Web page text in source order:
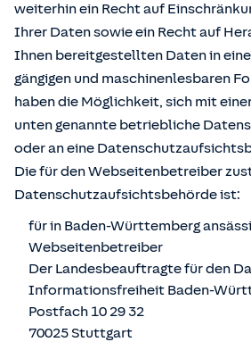
weiterhin ein Recht auf
Ihrer Daten sowie ein Recht auf
Ihnen bereitgestellten Daten in
gängigen und maschinenlesbaren
haben die Möglichkeit, sich mit
unten genannte betriebliche
oder an eine
Die für den Webseitenbetreiber
Datenschutzaufsichtsbehörde ist:
für in Baden-Württemberg
Webseitenbetreiber
Der Landesbeauftragte für den
Informationsfreiheit Baden-
Postfach 10 29 32
70025 Stuttgart